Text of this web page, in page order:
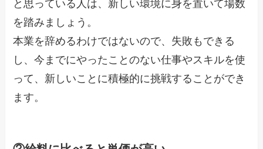
と思っている人は、新しい環境に身を置いて場数
を踏みましょう。
本業を辞めるわけではないので、失敗もできる
し、今までにやったことのない仕事やスキルを使
って、新しいことに積極的に挑戦することができ
ます。